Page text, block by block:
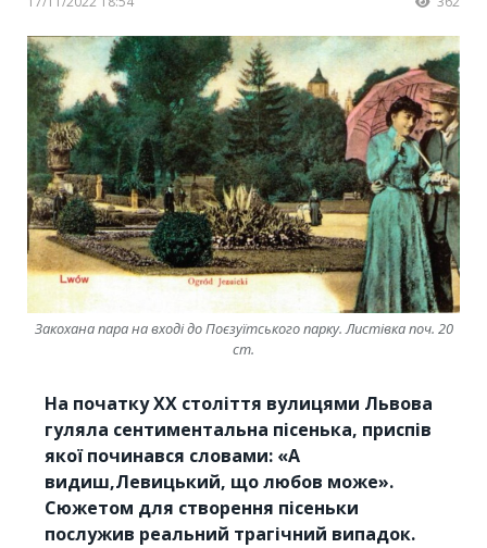
Закохана пара на вході до Поєзуїтського парку. Листівка поч. 20
ст.
На початку ХХ століття вулицями Львова
гуляла сентиментальна пісенька, приспів
якої починався словами: «А
видиш,Левицький, що любов може».
Сюжетом для створення пісеньки
послужив реальний трагічний випадок.